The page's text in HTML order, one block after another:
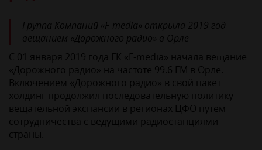
Группа Компаний «F-media» открыла 2019 год
вещанием «Дорожного радио» в Орле
С 01 января 2019 года ГК «F-media» начала вещание
«Дорожного радио» на частоте 99.6 FM в Орле.
Включением «Дорожного радио» в свой пакет
холдинг продолжил последовательную политику
вещательной экспансии в регионах ЦФО путем
сотрудничества с ведущими радиостанциями
страны.